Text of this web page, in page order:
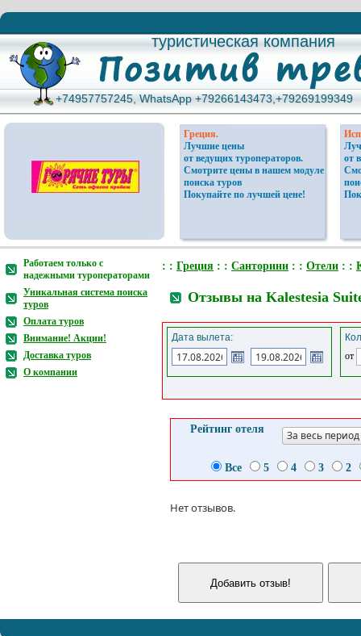
туристическая компания
туристическая компания
+74957757245, WhatsApp +79266143473,+79269199349
+74957757245, WhatsApp +79266143473,+79269199349
Греция.
Лучшие цены
от ведущих туроператоров.
Смотрите цены в нашем модуле
поиска туров
Покупайте по лучшей цене!
от
Работаем только с
надежными туроператорами
Уникальная система поиска
туров
Оплата туров
Внимание! Акции!
Доставка туров
О компании
: : Греция : : Санторини : : Отели : :
Отзывы на Kalestesia
Дата вылета:
от
Рейтинг отеля За весь период
Все 5 4 3 2
Нет отзывов.